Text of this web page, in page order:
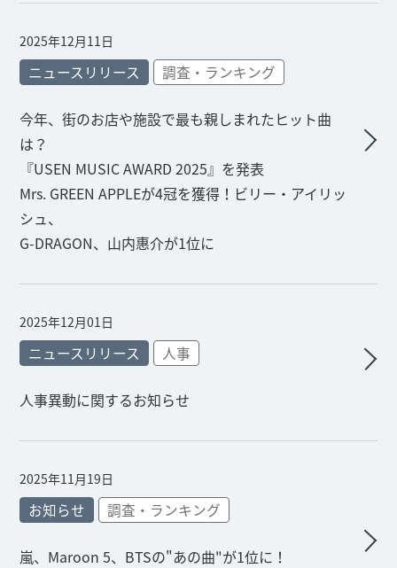
2025年12月11日
ニュースリリース 調査・ランキング
今年、街のお店や施設で最も親しまれたヒット曲
は？
『USEN MUSIC AWARD 2025』を発表
Mrs. GREEN APPLEが4冠を獲得！ビリー・アイリッ
シュ、
G-DRAGON、山内惠介が1位に
2025年12月01日
ニュースリリース 人事
人事異動に関するお知らせ
2025年11月19日
お知らせ 調査・ランキング
嵐、Maroon 5、BTSの"あの曲"が1位に！